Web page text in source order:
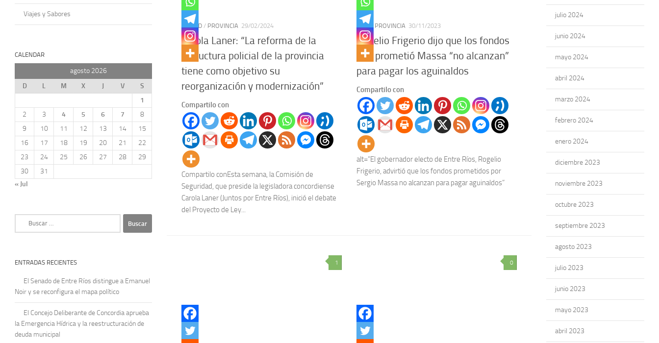
CIUDAD / PROVINCIA 29/02/2024
Carola Laner: “La reforma de la
estructura policial de la provincia
tiene como objetivo su
reorganización y modernización”
Compartilo con
Compartilo conEsta semana, la Comisión de
Seguridad, que preside la legisladora concordiense
Carola Laner (Juntos por Entre Ríos), inició el debate
del Proyecto de Ley...
PAÍS PROVINCIA 30/11/2023
Rogelio Frigerio dijo que los fondos
que prometió Massa “no alcanzan”
para pagar los aguinaldos
Compartilo con
alt=”El gobernador electo de Entre Ríos, Rogelio
Frigerio, advirtió que los fondos prometidos por
Sergio Massa no alcanzan para pagar aguinaldos”
1 0
Viajes y Sabores
CALENDAR
agosto 2026
D
L M X J V
S
1
2
3 4 5 6 7
8
9
10 11 12 13 14
15
16
17 18 19 20 21
22
23
24 25 26 27 28
29
30
31
« Jul
ENTRADAS RECIENTES
El Senado de Entre Ríos distingue a Emanuel
Noir y se reconfigura el mapa político
El Concejo Deliberante de Concordia aprueba
la Emergencia Hídrica y la reestructuración de
deuda municipal
julio 2024
junio 2024
mayo 2024
abril 2024
marzo 2024
febrero 2024
enero 2024
diciembre 2023
noviembre 2023
octubre 2023
septiembre 2023
agosto 2023
julio 2023
junio 2023
mayo 2023
abril 2023